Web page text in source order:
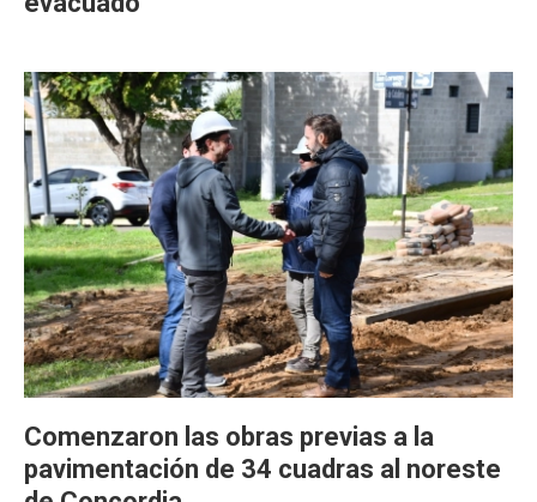
Comenzaron las obras previas a la
pavimentación de 34 cuadras al noreste